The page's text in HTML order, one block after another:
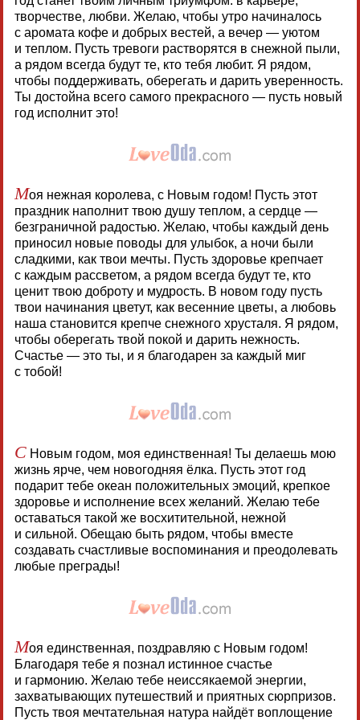
творчестве, любви. Желаю, чтобы утро начиналось
с аромата кофе и добрых вестей, а вечер — уютом
и теплом. Пусть тревоги растворятся в снежной пыли,
а рядом всегда будут те, кто тебя любит. Я рядом,
чтобы поддерживать, оберегать и дарить уверенность.
Ты достойна всего самого прекрасного — пусть новый
год исполнит это!
Моя нежная королева, с Новым годом! Пусть этот
праздник наполнит твою душу теплом, а сердце —
безграничной радостью. Желаю, чтобы каждый день
приносил новые поводы для улыбок, а ночи были
сладкими, как твои мечты. Пусть здоровье крепчает
с каждым рассветом, а рядом всегда будут те, кто
ценит твою доброту и мудрость. В новом году пусть
твои начинания цветут, как весенние цветы, а любовь
наша становится крепче снежного хрусталя. Я рядом,
чтобы оберегать твой покой и дарить нежность.
Счастье — это ты, и я благодарен за каждый миг
с тобой!
СНовым годом, моя единственная! Ты делаешь мою
жизнь ярче, чем новогодняя ёлка. Пусть этот год
подарит тебе океан положительных эмоций, крепкое
здоровье и исполнение всех желаний. Желаю тебе
оставаться такой же восхитительной, нежной
и сильной. Обещаю быть рядом, чтобы вместе
создавать счастливые воспоминания и преодолевать
любые преграды!
Моя единственная, поздравляю с Новым годом!
Благодаря тебе я познал истинное счастье
и гармонию. Желаю тебе неиссякаемой энергии,
захватывающих путешествий и приятных сюрпризов.
Пусть твоя мечтательная натура найдёт воплощение